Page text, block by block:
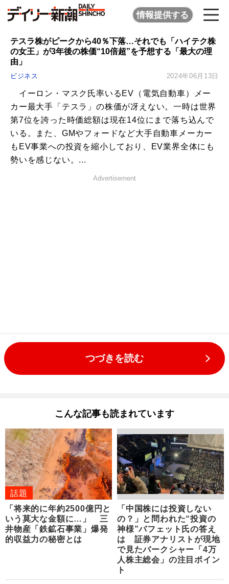
情報提供する
テスラ株がピークから40％下落…それでも「ハイテク株
の女王」が3年後の株価“10倍超”を予想する「最大の理
由」
ビジネス 2024年06月13日
イーロン・マスク氏率いるEV（電気自動車）メー
カー最大手「テスラ」の株価が冴えない。一時は世界
第7位を誇った時価総額は現在14位にまで落ち込んで
いる。また、GMやフォードなど大手自動車メーカー
もEV事業への投資を縮小しており、EV業界全体にも
勢いを感じない。...
Advertisement
つづきを読む
こんな記事も読まれています
話題
「将来的に年約2500億円と
いう莫大な金額に…」 三
井物産「鉄鉱石事業」爆発
的収益力の秘密とは
「中国株には投資しない
の？」と問われた“投資の
神様”バフェット氏の答え
は 証券アナリストが現地
で見たバークシャー「4万
人株主総会」の注目ポイン
ト